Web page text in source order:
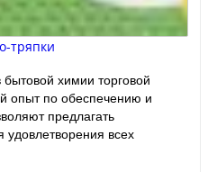
тряпки
химии торговой
опыт по обеспечению и
предлагать
всех